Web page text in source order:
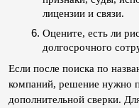
лицензии и связи.
Оцените, есть ли
долгосрочного
Если после поиска по
компаний, решение нужно
дополнительной сверки.